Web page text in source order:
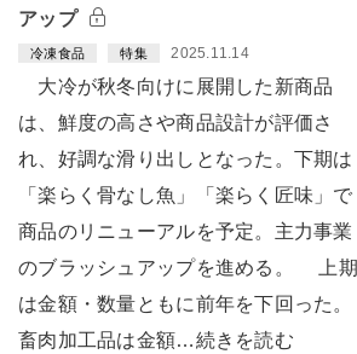
アップ
冷凍食品 特集 2025.11.14
大冷が秋冬向けに展開した新商品
は、鮮度の高さや商品設計が評価さ
れ、好調な滑り出しとなった。下期は
「楽らく骨なし魚」「楽らく匠味」で
商品のリニューアルを予定。主力事業
のブラッシュアップを進める。 上期
は金額・数量ともに前年を下回った。
畜肉加工品は金額…続きを読む